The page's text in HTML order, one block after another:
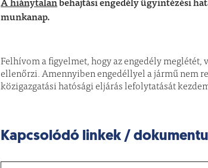
munkanap.
Felhívom a figyelmet, hogy az engedély
ellenőrzi. Amennyiben engedéllyel a jármű nem
közigazgatási hatósági eljárás lefolytatását
Kapcsolódó linkek /